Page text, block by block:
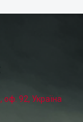
92, Україна